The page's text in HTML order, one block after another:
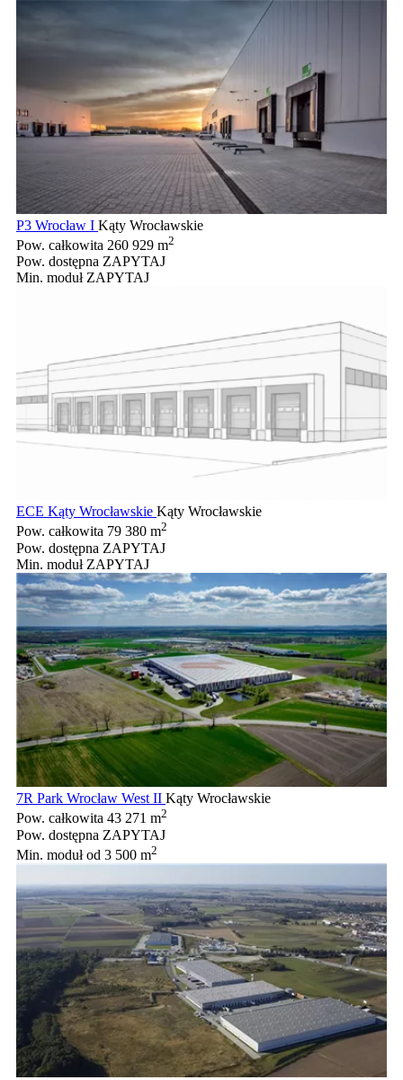
P3 Wrocław I Kąty Wrocławskie
Pow. całkowita 260 929 m2
Pow. dostępna ZAPYTAJ
Min. moduł ZAPYTAJ
ECE Kąty Wrocławskie Kąty Wrocławskie
Pow. całkowita 79 380 m2
Pow. dostępna ZAPYTAJ
Min. moduł ZAPYTAJ
7R Park Wrocław West II Kąty Wrocławskie
Pow. całkowita 43 271 m2
Pow. dostępna ZAPYTAJ
Min. modułod 3 500 m2